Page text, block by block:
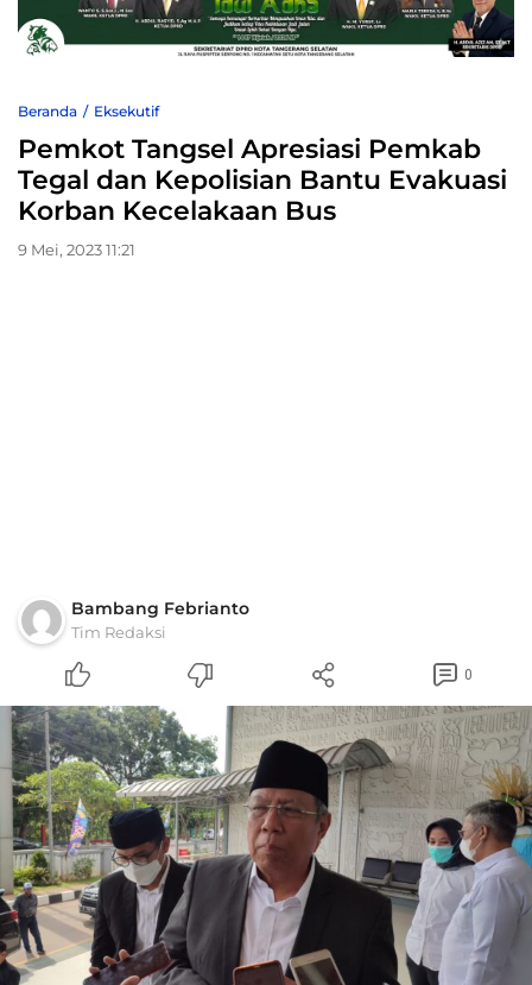
Beranda Eksekutif
Pemkot Tangsel Apresiasi Pemkab
Tegal dan Kepolisian Bantu Evakuasi
Korban Kecelakaan Bus
9 Mei, 2023 11:21
Bambang Febrianto
Tim Redaksi
0